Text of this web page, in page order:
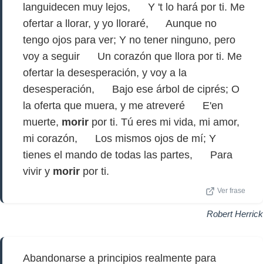
languidecen muy lejos, Y 't lo hará por ti. Me
ofertar a llorar, y yo lloraré, Aunque no
tengo ojos para ver; Y no tener ninguno, pero
voy a seguir Un corazón que llora por ti. Me
ofertar la desesperación, y voy a la
desesperación, Bajo ese árbol de ciprés; O
la oferta que muera, y me atreveré E'en
muerte, morir por ti. Tú eres mi vida, mi amor,
mi corazón, Los mismos ojos de mí; Y
tienes el mando de todas las partes, Para
vivir y morir por ti.
Ver frase
Robert Herrick
Abandonarse a principios realmente para